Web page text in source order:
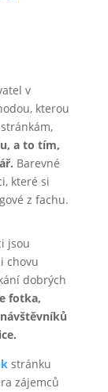
v
kterou
a to tím,
Barevné
které si
z fachu.
jsou
chovu
dobrých
fotka,
stránku
zájemců